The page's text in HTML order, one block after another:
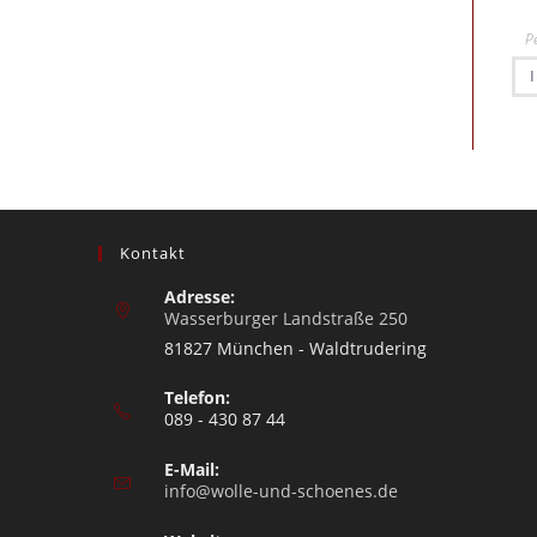
Kontakt
Adresse:
Wasserburger Landstraße 250
81827 München - Waldtrudering
Telefon:
089 - 430 87 44
E-Mail:
info@wolle-und-schoenes.de